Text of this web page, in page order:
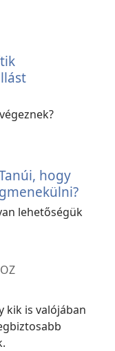
hogy
lehetőségük
kik is valójában